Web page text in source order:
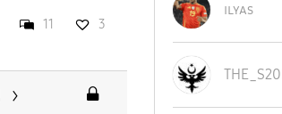
11 3
ɪʟʏᴀs